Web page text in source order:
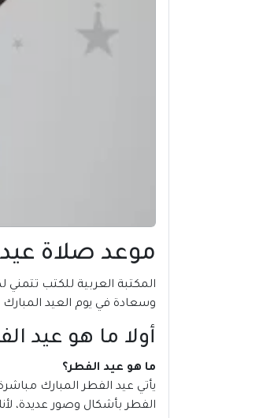
موعد صلاة عيد الفطر 2024 في
وسعادة في يوم العيد المبارك
أولا ما هو عيد
ما هو عيد الفطر؟
يأتي عيد الفطرالمبارك
الفطر بأشكال وصور عديدة،